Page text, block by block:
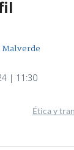
| 11:30
Ética y